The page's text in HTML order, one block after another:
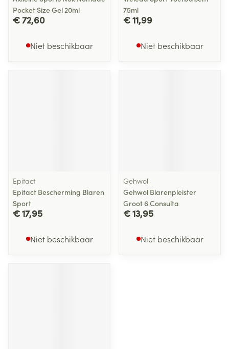
Pocket Size Gel 20ml
€ 72,60
Niet beschikbaar
75ml
€ 11,99
Niet beschikbaar
Epitact
Epitact Bescherming Blaren
Sport
€ 17,95
Niet beschikbaar
Gehwol
Gehwol Blarenpleister
Groot 6 Consulta
€ 13,95
Niet beschikbaar